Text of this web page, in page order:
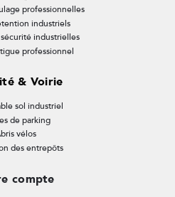
professionnelles
industriels
industrielles
professionnel
& Voirie
sol industriel
de parking
vélos
des entrepôts
compte